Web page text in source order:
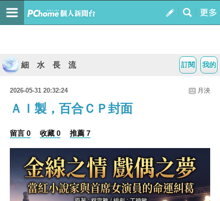
我的
訂閱
細 水 長 流
2026-05-31 20:32:24 月泱
ＡＩ製，百合ＣＰ封面
留言 0 收藏 0 推薦 7